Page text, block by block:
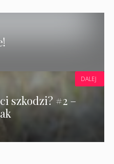
szkodzi? #2 –
DALEJ